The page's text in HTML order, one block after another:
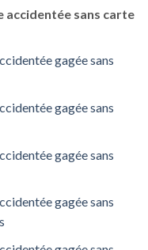
accidentée sans carte
gagée sans
gagée sans
gagée sans
gagée sans